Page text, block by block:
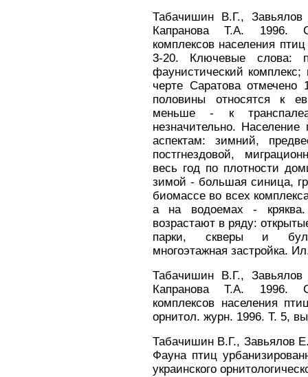
Табачишин В.Г.,
Капранова Т.А. 1996.
комплексов населения
3-20. Ключевые слова:
фаунистический
черте Саратова
половины относятся к
меньше - к
незначительно.
аспектам: зимний,
постгнездовой,
весь год по плотности
зимой - большая синица,
биомассе во всех
а на водоемах -
возрастают в ряду:
парки, скверы и
многоэтажная застройка.
Табачишин В.Г.,
Капранова Т.А. 1996.
комплексов населения
орнитол. журн. 1996. Т. 5,
Табачишин В.Г., Завьялов
Фауна птиц
украинского